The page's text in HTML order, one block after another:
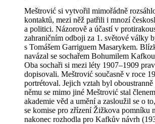
Meštrović si vytvořil mimořádně
kontaktů, mezi něž patřili i mnozí
a politici. Názorově a účastí v
zahraničním odboji za 1. světové války
s Tomášem Garriguem Masarykem.
navázal se sochařem Bohumilem
Oba sochaři si mezi léty 1907–1909
dopisovali. Meštrović současně v roce
portrétoval. Jejich vztah byl
němu se mimo jiné Meštrović stal
akademie věd a umění a zasloužil se o
se komise pro zřízení Žižkova pomníku
nakonec rozhodla pro Kafkův návrh